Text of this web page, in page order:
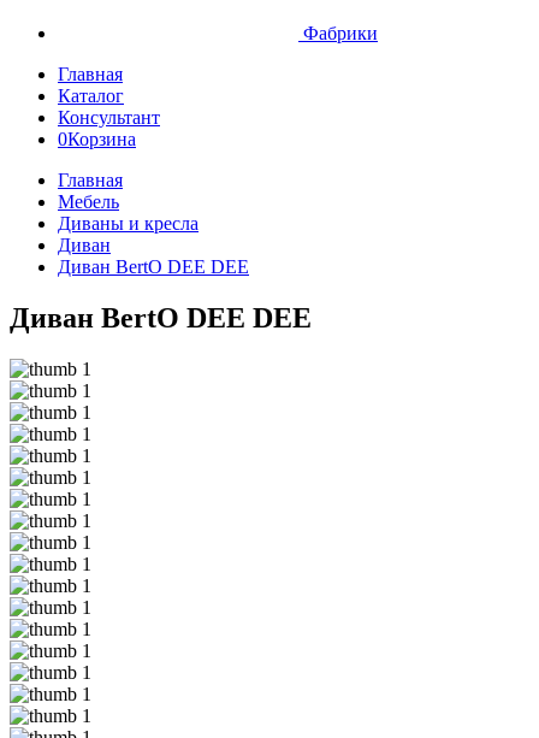
Фабрики
Главная
Каталог
Консультант
0Корзина
Главная
Мебель
Диваны и кресла
Диван
Диван BertO DEE DEE
Диван BertO DEE DEE